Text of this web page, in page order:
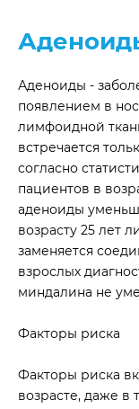
Аденоиды -
появлением в
лимфоидной
встречается
согласно
пациентов в
аденоиды
возрасту 25 лет
заменяется
взрослых
миндалина не
Факторы риска
Факторы риска
возрасте, даже в